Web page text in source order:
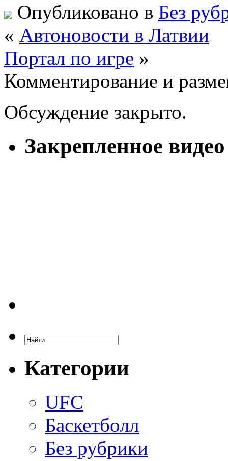
Опубликовано в Без
« Автоновости в Латвии
Портал по игре »
Комментирование и
Обсуждение закрыто.
Закрепленное видео
Категории
UFC
Баскетболл
Без рубрики